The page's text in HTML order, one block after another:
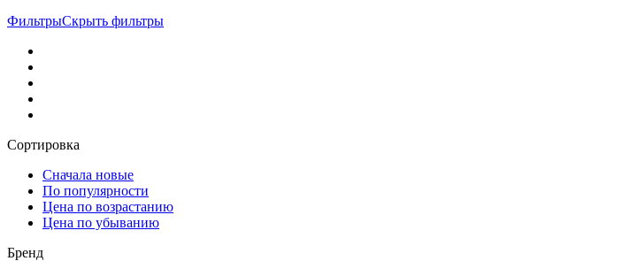
ФильтрыСкрыть фильтры
Сортировка
Сначала новые
По популярности
Цена по возрастанию
Цена по убыванию
Бренд